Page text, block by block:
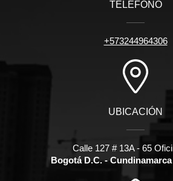
TELÉFONO
+573244964306
UBICACIÓN
Calle 127 # 13A - 65
Bogotá D.C. -